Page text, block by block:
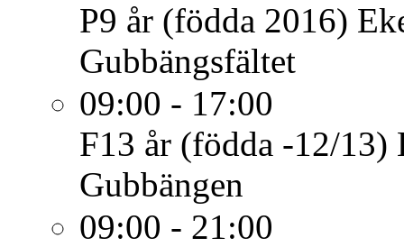
P9 år (födda 2016)
Gubbängsfältet
09:00 - 17:00
F13 år (födda -12/13)
Gubbängen
09:00 - 21:00